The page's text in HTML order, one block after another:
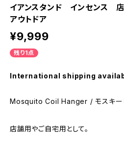
イアンスタンド インセンス
アウトドア
¥9,999
残り1点
International shipping
Mosquito Coil Hanger / モスキー
店舗用やご自宅用として。